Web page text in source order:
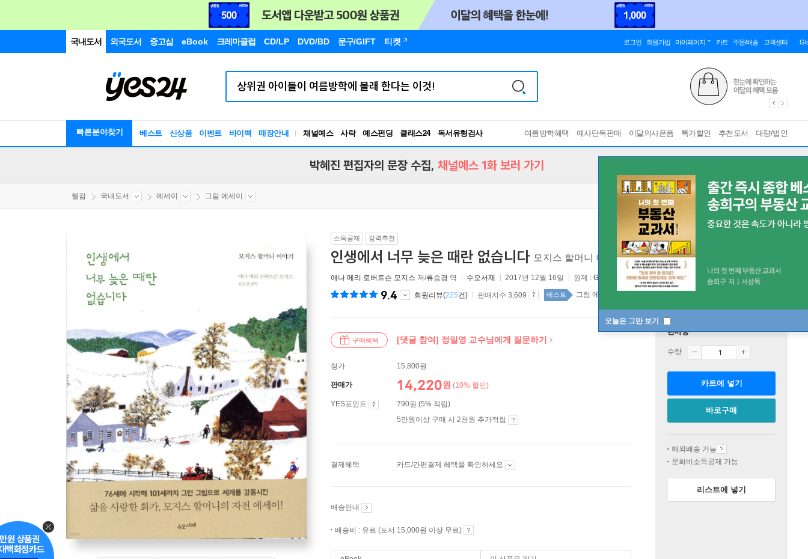
국내도서 외국도서 중고샵 eBook 크레마클럽 CD/LP DVD/BD 문구/GIFT 티켓 로그인 회원가입 마이페이지 카트 주문/배송 고객센터
빠른분야찾기 베스트 신상품 이벤트 바이백 매장안내 채널예스 사락 예스펀딩 클래스24
독서유형검사
RBTI Lab
여름방학혜택 예사단독판매 이달의사은품 특가할인 추천도서 대량/법인
오늘은 그만 보기
박혜진 편집자의 문장 수집, 채널예스 1화 보러 가기
웰컴 국내도서 에세이 그림 에세이
소득공제 강력추천
인생에서 너무 늦은 때란 없습니다 모지스 할머니 이야기
애나 메리 로버트슨 모지스 저/류승경 역 수오서재 2017년 12월 16일 원제 : Grandma Moses: My Life's History
9.4 회원리뷰(225건) 판매지수 3,609 베스트 그림 에세이 45위
구매혜택 [댓글 참여] 정일영 교수님에게 질문하기
정가 15,800원
판매가 14,220원 (10% 할인)
YES포인트
790원 (5% 적립)
5만원이상 구매 시 2천원 추가적립
결제혜택 카드/간편결제 혜택을 확인하세요
배송안내
배송비 : 유료 (도서 15,000원 이상 무료)
판매중
수량
카트에 넣기
바로구매
해외배송 가능
문화비소득공제 가능
리스트에 넣기